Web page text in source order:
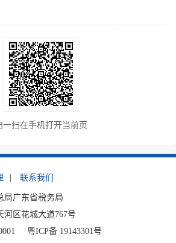
一扫在手机打开当前页
联系我们
局广东省税务局
河区花城大道767号
粤ICP备 19143301号